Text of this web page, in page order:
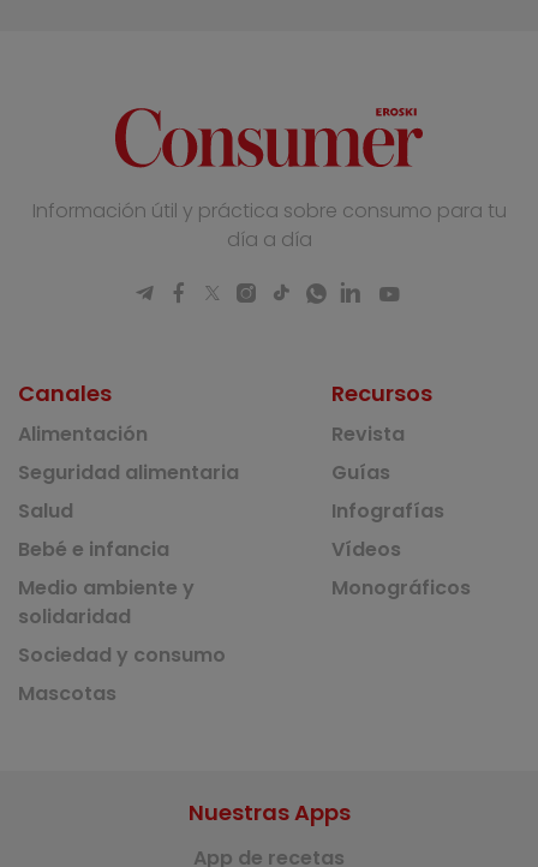
Información útil y práctica sobre consumo para tu
día a día
Canales
Alimentación
Seguridad alimentaria
Salud
Bebé e infancia
Medio ambiente y
solidaridad
Sociedad y consumo
Mascotas
Recursos
Revista
Guías
Infografías
Vídeos
Monográficos
Nuestras Apps
App de recetas